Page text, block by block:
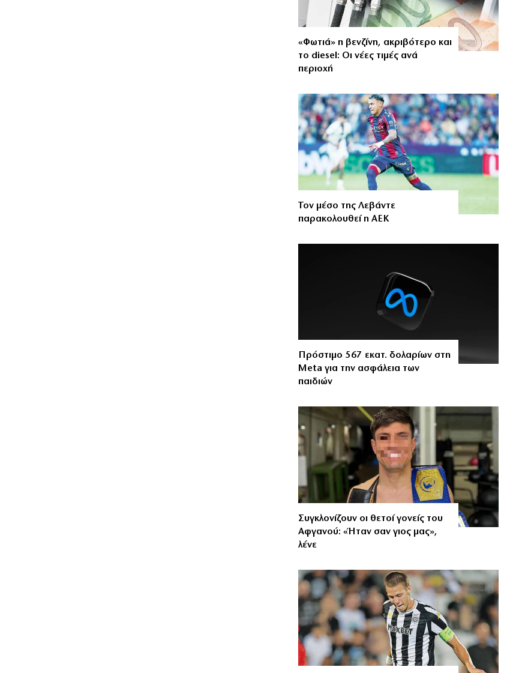
«Φωτιά» η βενζίνη, ακριβότερο και
το diesel: Οι νέες τιμές ανά
περιοχή
Τον μέσο της Λεβάντε
παρακολουθεί η ΑΕΚ
Πρόστιμο 567 εκατ. δολαρίων στη
Meta για την ασφάλεια των
παιδιών
Συγκλονίζουν οι θετοί γονείς του
Αφγανού: «Ήταν σαν γιος μας»,
λένε